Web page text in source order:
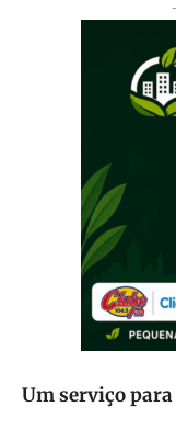
Um serviço